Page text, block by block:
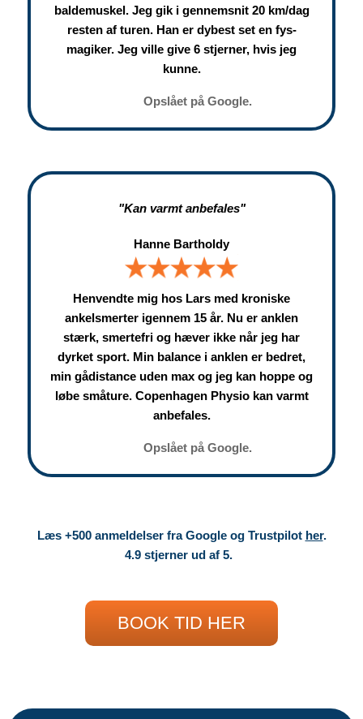
baldemuskel. Jeg gik i gennemsnit 20 km/dag
resten af turen. Han er dybest set en fys-
magiker. Jeg ville give 6 stjerner, hvis jeg
kunne.
Opslået på Google.
"Kan varmt anbefales"
Hanne Bartholdy
Henvendte mig hos Lars med kroniske
ankelsmerter igennem 15 år. Nu er anklen
stærk, smertefri og hæver ikke når jeg har
dyrket sport. Min balance i anklen er bedret,
min gådistance uden max og jeg kan hoppe og
løbe småture. Copenhagen Physio kan varmt
anbefales.
Opslået på Google.
Læs +500 anmeldelser fra Google og Trustpilot her.
4.9 stjerner ud af 5.
BOOK TID HER